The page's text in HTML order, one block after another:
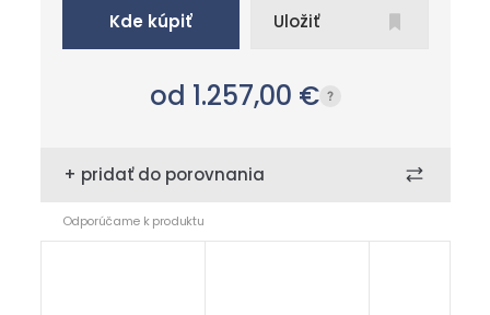
Kde kúpiť Uložiť
od 1.257,00 €
+ pridať do porovnania
Odporúčame k produktu